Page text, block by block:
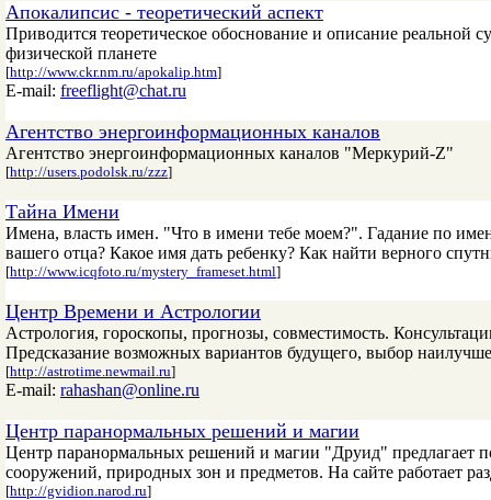
Апокалипсис - теоретический аспект
Приводится теоретическое обоснование и описание реальной
физической планете
[http://www.ckr.nm.ru/apokalip.htm]
E-mail: freeflight@chat.ru
Агентство энергоинформационных каналов
Агентство энергоинформационных каналов "Меркурий-Z"
[http://users.podolsk.ru/zzz]
Тайна Имени
Имена, власть имен. "Что в имени тебе моем?". Гадание по
вашего отца? Какое имя дать ребенку? Как найти верного
[http://www.icqfoto.ru/mystery_frameset.html]
Центр Времени и Астрологии
Астрология, гороскопы, прогнозы, совместимость.
Предсказание возможных вариантов будущего, выбор
[http://astrotime.newmail.ru]
E-mail: rahashan@online.ru
Центр паранормальных решений и магии
Центр паранормальных решений и магии "Друид" предлагает
сооружений, природных зон и предметов. На сайте работает
[http://gvidion.narod.ru]